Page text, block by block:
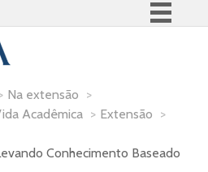
Participe
Acesso à informação
Na extensão >
Acadêmica > Extensão >
Conhecimento Baseado